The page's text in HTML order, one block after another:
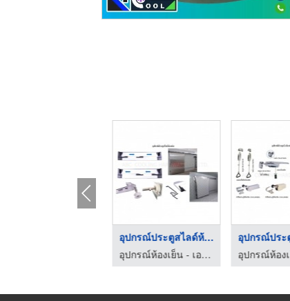
อุปกรณ์ประตูสไลด์ห้อ ...
อุปกรณ์ห้องเย็น - เอบีซี คูลลิ่ง ฮาร์ดแวร์